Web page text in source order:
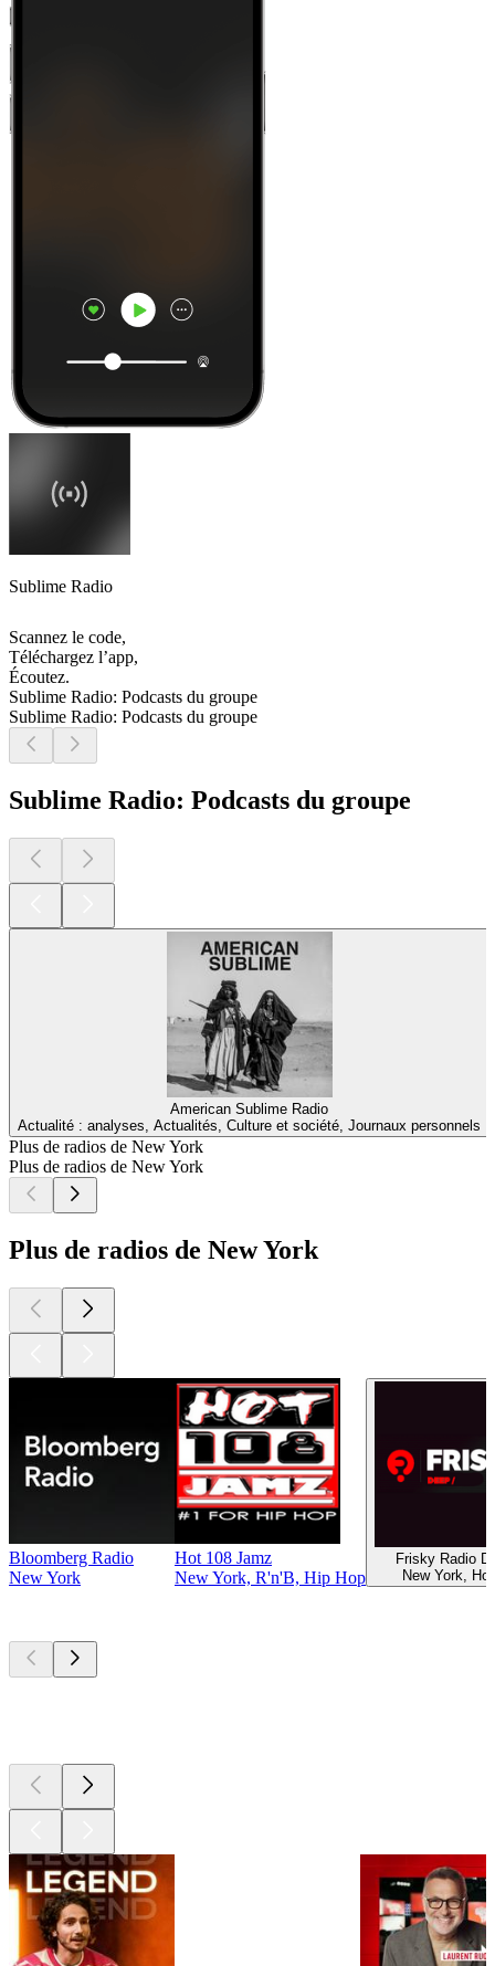
Sublime Radio
Scannez le code,
Téléchargez l’app,
Écoutez.
Sublime Radio: Podcasts du groupe
Sublime Radio: Podcasts du groupe
Sublime Radio: Podcasts du groupe
American Sublime Radio
Actualité : analyses, Actualités, Culture et société, Journaux personnels
Plus de radios de New York
Plus de radios de New York
Plus de radios de New York
Bloomberg Radio
New York
Hot 108 Jamz
New York, R'n'B, Hip Hop
Frisky Radio
New York,